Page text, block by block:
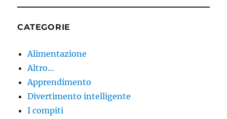
CATEGORIE
Alimentazione
Altro…
Apprendimento
Divertimento intelligente
I compiti